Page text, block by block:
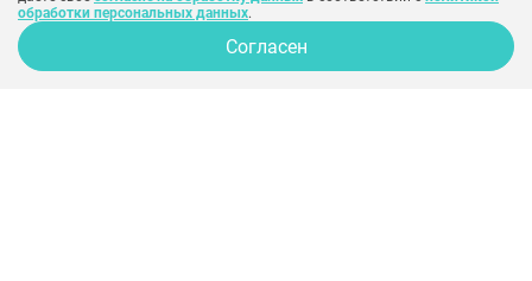
омоложение лица пластика лица
обработки персональных данных.
Согласен